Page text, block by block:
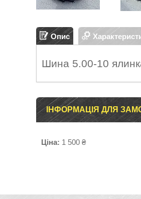
Опис
Шина 5.00-10
ІНФОРМАЦІЯ ДЛЯ
Ціна: 1 500 ₴